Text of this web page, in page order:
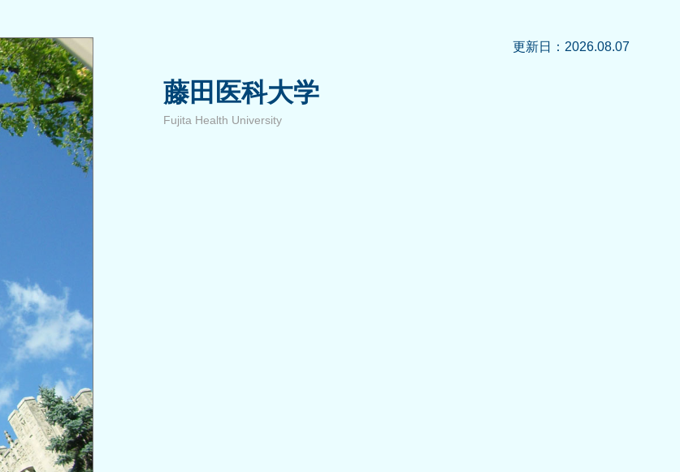
更新日：2026.08.07
藤田医科大学
Fujita Health University